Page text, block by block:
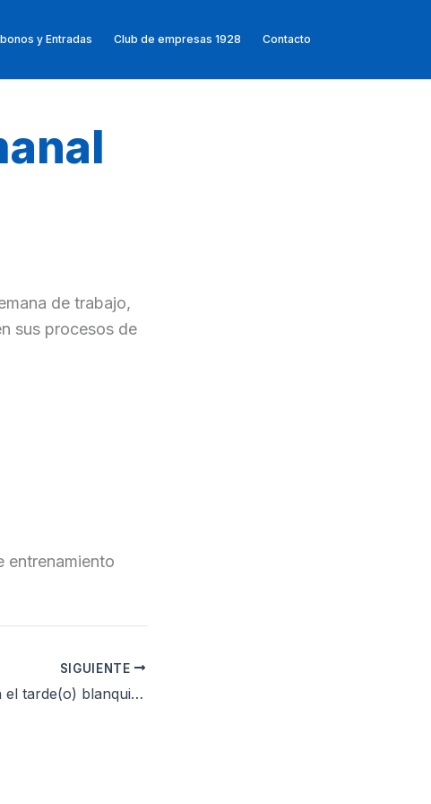
y Entradas Club de empresas 1928 Contacto
de trabajo,
sus procesos de
entrenamiento
SIGUIENTE
Gran éxito en el tarde(o) blanquiazul Saragata